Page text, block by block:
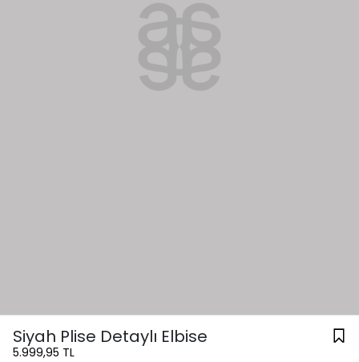
Siyah Plise Detaylı Elbise
5.999,95 TL